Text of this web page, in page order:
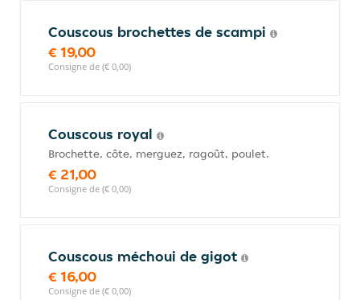
Couscous brochettes de scampi
€ 19,00
Consigne de (€ 0,00)
Couscous royal
Brochette, côte, merguez, ragoût, poulet.
€ 21,00
Consigne de (€ 0,00)
Couscous méchoui de gigot
€ 16,00
Consigne de (€ 0,00)